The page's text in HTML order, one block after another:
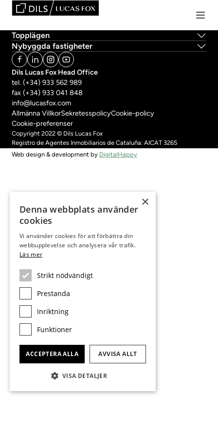
Topplägen
Nybyggda fastigheter
Dils Lucas Fox Head Office
tel. (+34) 933 562 989
fax (+34) 933 041 848
info@lucasfox.com
Allmänna VillkorSekretesspolicyCookie-policy
Cookie-preferenser
Copyright 2022 © Dils Lucas Fox
Registro de Agentes Inmobiliarios de Cataluña: AICAT 3265
Web design & development by DigitalHappy
×
Denna webbplats använder
cookies
Vi använder cookies för att förbättra din
webbupplevelse och analysera vår trafik.
Läs mer
Strikt nödvändigt
Prestanda
Inriktning
Funktioner
ACCEPTERA ALLA AVVISA ALLT
VISA DETALJER